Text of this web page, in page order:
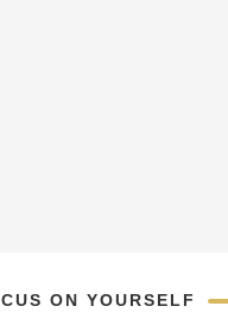
ON YOURSELF